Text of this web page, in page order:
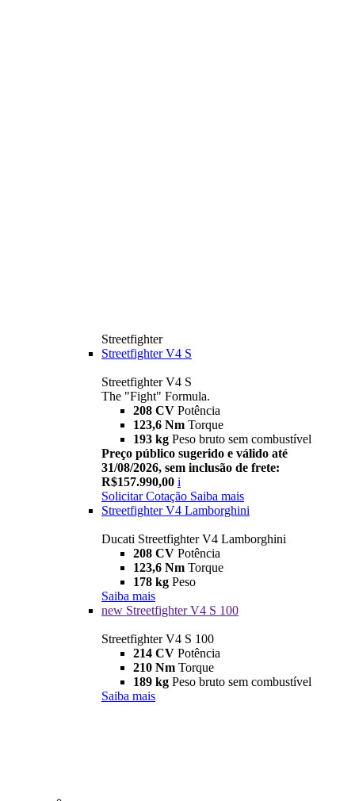
Streetfighter
Streetfighter V4 S
Streetfighter V4 S
The "Fight" Formula.
208 CV Potência
123,6 Nm Torque
193 kg Peso bruto sem combustível
Preço público sugerido e válido até
31/08/2026, sem inclusão de frete:
R$157.990,00 i
Solicitar Cotação Saiba mais
Streetfighter V4 Lamborghini
Ducati Streetfighter V4 Lamborghini
208 CV Potência
123,6 Nm Torque
178 kg Peso
Saiba mais
new Streetfighter V4 S 100
Streetfighter V4 S 100
214 CV Potência
210 Nm Torque
189 kg Peso bruto sem combustível
Saiba mais